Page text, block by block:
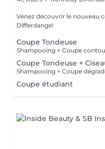
Venez découvrir le nouveau
Differdange!
Coupe Tondeuse
Shampooing + Coupe
Coupe Tondeuse +
Coupe étudiant